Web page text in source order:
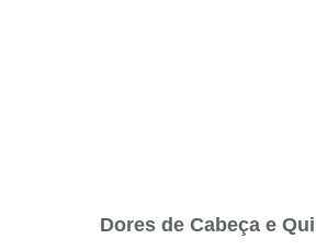
Dores de Cabeça e